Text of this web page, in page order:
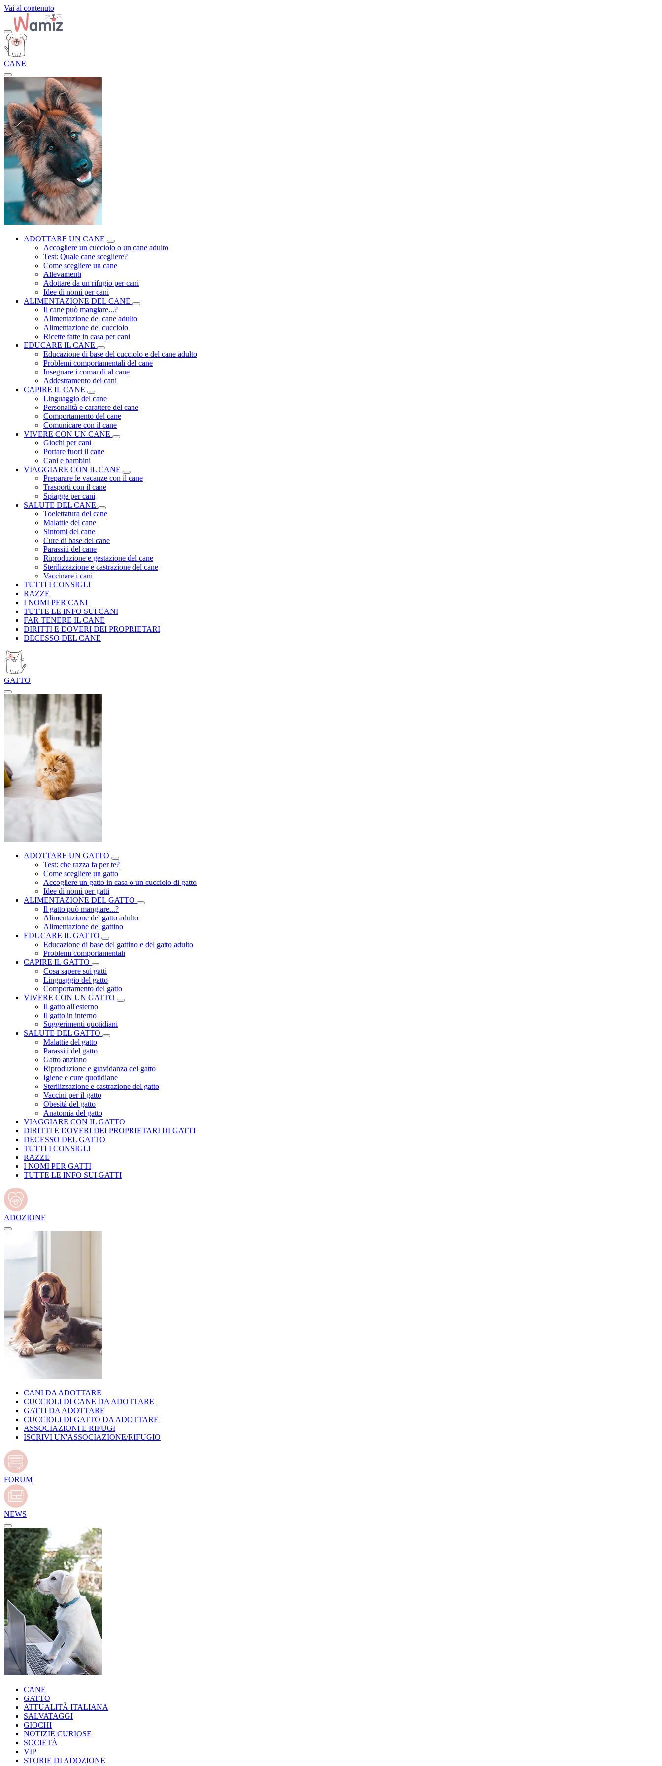
Vai al contenuto
CANE
ADOTTARE UN CANE
Accogliere un cucciolo o un cane adulto
Test: Quale cane scegliere?
Come scegliere un cane
Allevamenti
Adottare da un rifugio per cani
Idee di nomi per cani
ALIMENTAZIONE DEL CANE
Il cane può mangiare...?
Alimentazione del cane adulto
Alimentazione del cucciolo
Ricette fatte in casa per cani
EDUCARE IL CANE
Educazione di base del cucciolo e del cane adulto
Problemi comportamentali del cane
Insegnare i comandi al cane
Addestramento dei cani
CAPIRE IL CANE
Linguaggio del cane
Personalità e carattere del cane
Comportamento del cane
Comunicare con il cane
VIVERE CON UN CANE
Giochi per cani
Portare fuori il cane
Cani e bambini
VIAGGIARE CON IL CANE
Preparare le vacanze con il cane
Trasporti con il cane
Spiagge per cani
SALUTE DEL CANE
Toelettatura del cane
Malattie del cane
Sintomi del cane
Cure di base del cane
Parassiti del cane
Riproduzione e gestazione del cane
Sterilizzazione e castrazione del cane
Vaccinare i cani
TUTTI I CONSIGLI
RAZZE
I NOMI PER CANI
TUTTE LE INFO SUI CANI
FAR TENERE IL CANE
DIRITTI E DOVERI DEI PROPRIETARI
DECESSO DEL CANE
GATTO
ADOTTARE UN GATTO
Test: che razza fa per te?
Come scegliere un gatto
Accogliere un gatto in casa o un cucciolo di gatto
Idee di nomi per gatti
ALIMENTAZIONE DEL GATTO
Il gatto può mangiare...?
Alimentazione del gatto adulto
Alimentazione del gattino
EDUCARE IL GATTO
Educazione di base del gattino e del gatto adulto
Problemi comportamentali
CAPIRE IL GATTO
Cosa sapere sui gatti
Linguaggio del gatto
Comportamento del gatto
VIVERE CON UN GATTO
Il gatto all'esterno
Il gatto in interno
Suggerimenti quotidiani
SALUTE DEL GATTO
Malattie del gatto
Parassiti del gatto
Gatto anziano
Riproduzione e gravidanza del gatto
Igiene e cure quotidiane
Sterilizzazione e castrazione del gatto
Vaccini per il gatto
Obesità del gatto
Anatomia del gatto
VIAGGIARE CON IL GATTO
DIRITTI E DOVERI DEI PROPRIETARI DI GATTI
DECESSO DEL GATTO
TUTTI I CONSIGLI
RAZZE
I NOMI PER GATTI
TUTTE LE INFO SUI GATTI
ADOZIONE
CANI DA ADOTTARE
CUCCIOLI DI CANE DA ADOTTARE
GATTI DA ADOTTARE
CUCCIOLI DI GATTO DA ADOTTARE
ASSOCIAZIONI E RIFUGI
ISCRIVI UN'ASSOCIAZIONE/RIFUGIO
FORUM
NEWS
CANE
GATTO
ATTUALITÀ ITALIANA
SALVATAGGI
GIOCHI
NOTIZIE CURIOSE
SOCIETÀ
VIP
STORIE DI ADOZIONE